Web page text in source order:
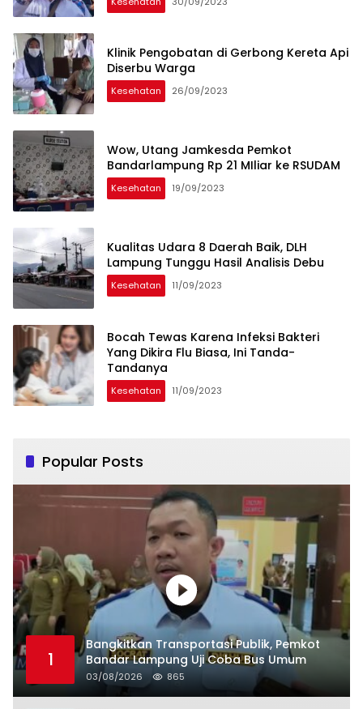
Klinik Pengobatan di Gerbong Kereta Api
Diserbu Warga
Kesehatan 26/09/2023
Wow, Utang Jamkesda Pemkot
Bandarlampung Rp 21 MIliar ke RSUDAM
Kesehatan 19/09/2023
Kualitas Udara 8 Daerah Baik, DLH
Lampung Tunggu Hasil Analisis Debu
Kesehatan 11/09/2023
Bocah Tewas Karena Infeksi Bakteri
Yang Dikira Flu Biasa, Ini Tanda-
Tandanya
Kesehatan 11/09/2023
Popular Posts
1
Bangkitkan Transportasi Publik, Pemkot
Bandar Lampung Uji Coba Bus Umum
03/08/2026 865